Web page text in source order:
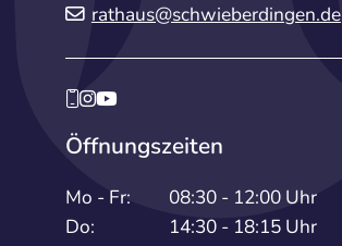
rathaus@schwieberdingen.de
Öffnungszeiten
Mo - Fr:
08:30 - 12:00 Uhr
Do:
14:30 - 18:15 Uhr